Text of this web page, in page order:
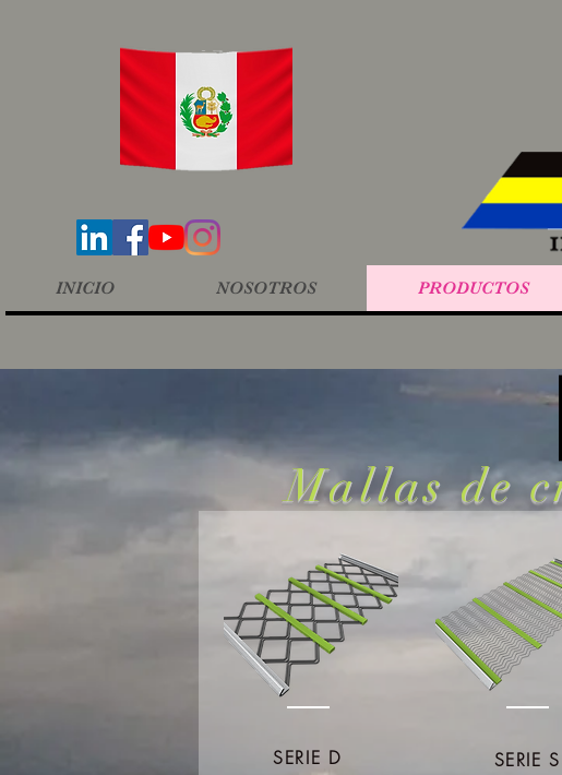
INICIO NOSOTROS PRODUCTOS
Mallas de
SERIE D SERIE S